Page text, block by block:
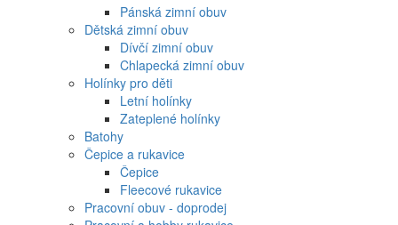
Pánská zimní obuv
Dětská zimní obuv
Dívčí zimní obuv
Chlapecká zimní obuv
Holínky pro děti
Letní holínky
Zateplené holínky
Batohy
Čepice a rukavice
Čepice
Fleecové rukavice
Pracovní obuv - doprodej